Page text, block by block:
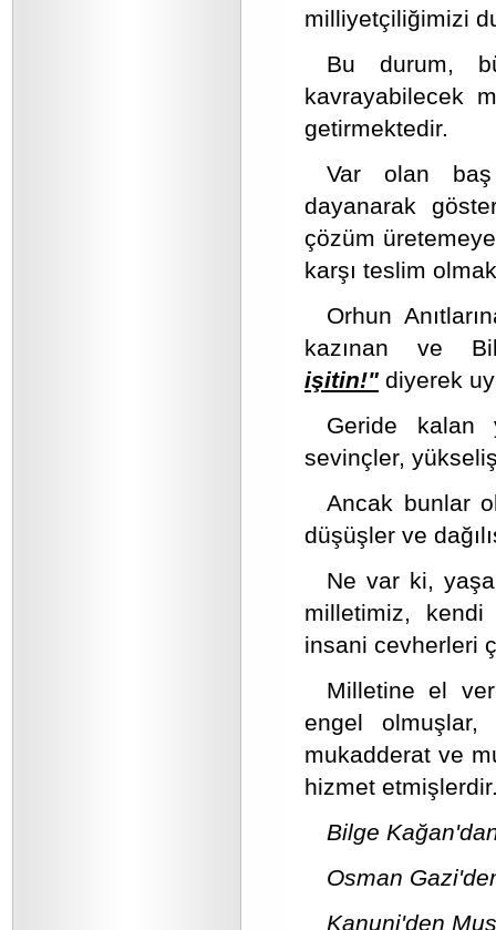
milliyetçiliğimizi
Bu durum,
kavrayabilecek
getirmektedir.
Var olan baş
dayanarak
çözüm
karşı teslim
Orhun
kazınan ve
işitin!" diyerek
Geride kalan
sevinçler,
Ancak bunlar
düşüşler ve
Ne var ki,
milletimiz, kendi
insani cevherleri
Milletine el
engel
mukadderat ve
hizmet
Bilge
Osman
Kanuni'den